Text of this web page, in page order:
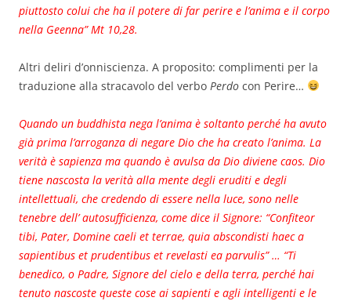
piuttosto colui che ha il potere di far perire e l’anima e il corpo
nella Geenna” Mt 10,28.
Altri deliri d’onniscienza. A proposito: complimenti per la
traduzione alla stracavolo del verbo Perdo con Perire…
Quando un buddhista nega l’anima è soltanto perché ha avuto
già prima l’arroganza di negare Dio che ha creato l’anima. La
verità è sapienza ma quando è avulsa da Dio diviene caos. Dio
tiene nascosta la verità alla mente degli eruditi e degli
intellettuali, che credendo di essere nella luce, sono nelle
tenebre dell’ autosufficienza, come dice il Signore: “Confiteor
tibi, Pater, Domine caeli et terrae, quia abscondisti haec a
sapientibus et prudentibus et revelasti ea parvulis” … “Ti
benedico, o Padre, Signore del cielo e della terra, perché hai
tenuto nascoste queste cose ai sapienti e agli intelligenti e le